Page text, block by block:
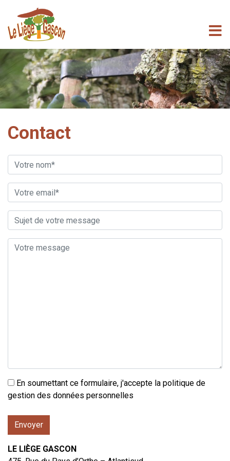
Contact
En soumettant ce formulaire, j'accepte la politique de
gestion des données personnelles
LE LIÈGE GASCON